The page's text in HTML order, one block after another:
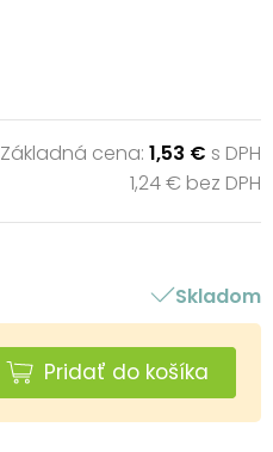
Základná cena: 1,53 € s DPH
1,24 € bez DPH
Skladom
Pridať do košíka